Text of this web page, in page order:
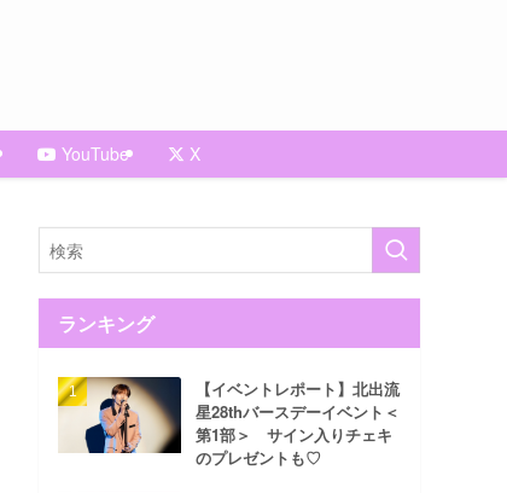
YouTube X
ランキング
【イベントレポート】北出流
星28thバースデーイベント＜
第1部＞ サイン入りチェキ
のプレゼントも♡